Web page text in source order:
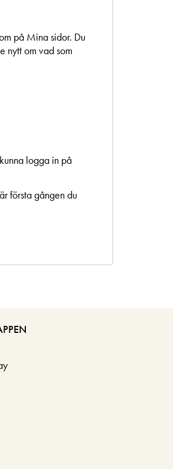
på Mina sidor. Du
nytt om vad som
logga in på
första gången du